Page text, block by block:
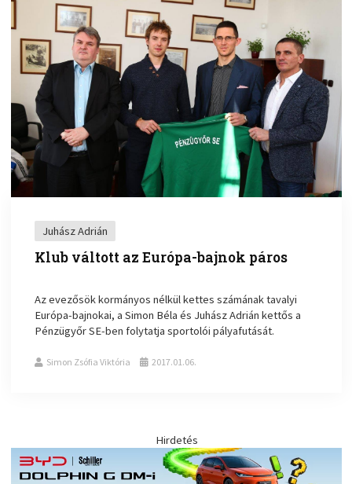
Juhász Adrián
Klub váltott az Európa-bajnok páros
Az evezősök kormányos nélkül kettes számának tavalyi
Európa-bajnokai, a Simon Béla és Juhász Adrián kettős a
Pénzügyőr SE-ben folytatja sportolói pályafutását.
Simon Zsófia Viktória 2017.01.06.
Hirdetés